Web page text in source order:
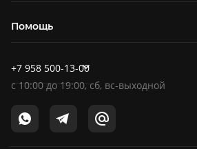
Помощь
+7 958 500-13-00
c10:00до19:00, сб, вс-выходной